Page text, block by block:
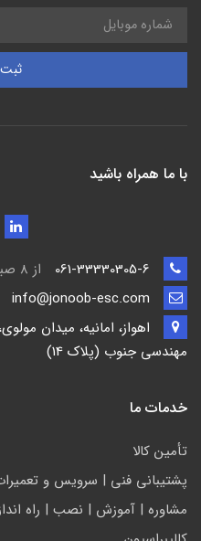
با ما همراه باشید
از 8 صبح الی 16
اهواز، امانیه، میدان
مهندسی جنوب (پلاک 14)
خدمات ما
تأمين كالا
پشتيباني فني | سرويس و
مشاوره | آموزش | نصب | راه